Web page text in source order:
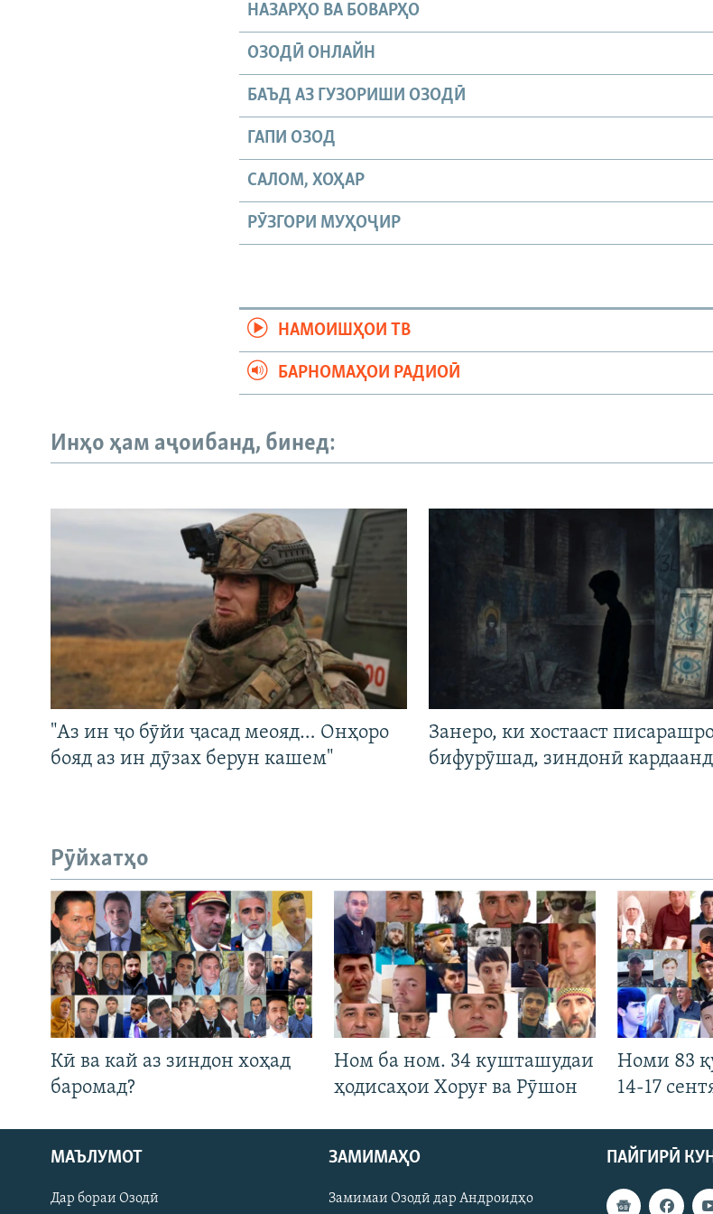
Русский
ПАЙГИРӢ КУНЕД
НАЗАРҲО ВА БОВАРҲО
ОЗОДӢ ОНЛАЙН
БАЪД АЗ ГУЗОРИШИ ОЗОДӢ
ГАПИ ОЗОД
САЛОМ, ХОҲАР
РӮЗГОРИ МУҲОҶИР
НАМОИШҲОИ ТВ
БАРНОМАҲОИ РАДИОӢ
Инҳо ҳам аҷоибанд, бинед:
"Аз ин ҷо бӯйи ҷасад меояд… Онҳоро
бояд аз ин дӯзах берун кашем"
Занеро, ки хостааст
бифурӯшад, зиндонӣ кардаанд
Рӯйхатҳо
Кӣ ва кай аз зиндон хоҳад
баромад?
Ном ба ном. 34 кушташудаи
ҳодисаҳои Хоруғ ва Рӯшон
Номи 83
14-17
ПАЙГИРӢ
МАЪЛУМОТ
Дар бораи Озодӣ
ЗАМИМАҲО
Замимаи Озодӣ дар Андроидҳо